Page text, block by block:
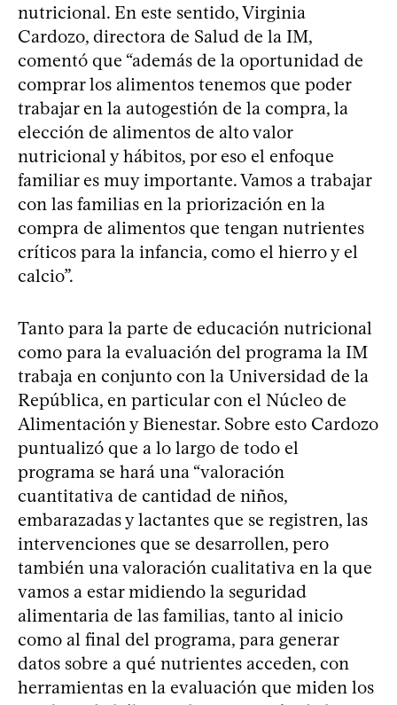
nutricional. En este sentido, Virginia
Cardozo, directora de Salud de la IM,
comentó que “además de la oportunidad de
comprar los alimentos tenemos que poder
trabajar en la autogestión de la compra, la
elección de alimentos de alto valor
nutricional y hábitos, por eso el enfoque
familiar es muy importante. Vamos a trabajar
con las familias en la priorización en la
compra de alimentos que tengan nutrientes
críticos para la infancia, como el hierro y el
calcio”.
Tanto para la parte de educación nutricional
como para la evaluación del programa la IM
trabaja en conjunto con la Universidad de la
República, en particular con el Núcleo de
Alimentación y Bienestar. Sobre esto Cardozo
puntualizó que a lo largo de todo el
programa se hará una “valoración
cuantitativa de cantidad de niños,
embarazadas y lactantes que se registren, las
intervenciones que se desarrollen, pero
también una valoración cualitativa en la que
vamos a estar midiendo la seguridad
alimentaria de las familias, tanto al inicio
como al final del programa, para generar
datos sobre a qué nutrientes acceden, con
herramientas en la evaluación que miden los